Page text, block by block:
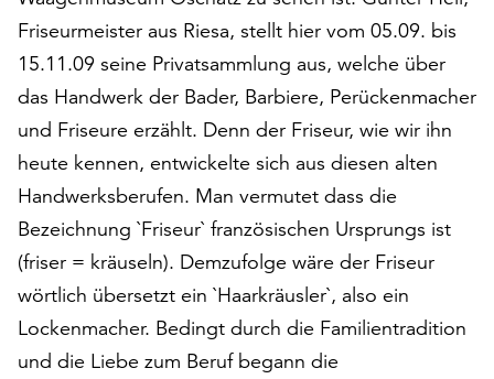
auf
akzeptieren“,
um
alle
Cookies
zu
akzeptieren.
Sie
können
Ihr
Einverständnis
jederzeit
ändern
Friseurmeister aus Riesa, stellt hier vom 05.09. bis
15.11.09 seine Privatsammlung aus, welche über
das Handwerk der Bader, Barbiere, Perückenmacher
und Friseure erzählt. Denn der Friseur, wie wir ihn
heute kennen, entwickelte sich aus diesen alten
Handwerksberufen. Man vermutet dass die
Bezeichnung `Friseur` französischen Ursprungs ist
(friser = kräuseln). Demzufolge wäre der Friseur
wörtlich übersetzt ein `Haarkräusler`, also ein
Lockenmacher. Bedingt durch die Familientradition
und die Liebe zum Beruf begann die